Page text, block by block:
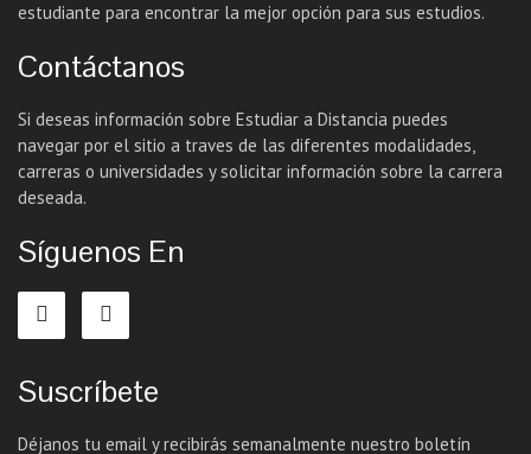
estudiante para encontrar la mejor opción para sus estudios.
Contáctanos
Si deseas información sobre Estudiar a Distancia puedes
navegar por el sitio a traves de las diferentes modalidades,
carreras o universidades y solicitar información sobre la carrera
deseada.
Síguenos En
Suscríbete
Déjanos tu email y recibirás semanalmente nuestro boletín